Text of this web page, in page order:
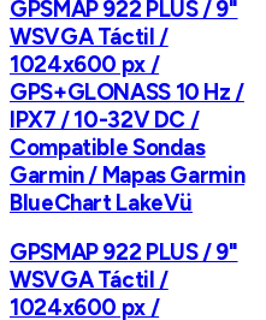
GPSMAP 922 PLUS / 9"
WSVGA Táctil /
1024x600 px /
GPS+GLONASS 10 Hz /
IPX7 / 10-32V DC /
Compatible Sondas
Garmin / Mapas Garmin
BlueChart LakeVü
GPSMAP 922 PLUS / 9"
WSVGA Táctil /
1024x600 px /